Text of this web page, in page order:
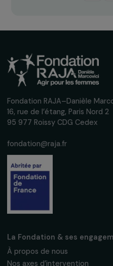
sexistes et sexuelles
7 octobre 2024
Recevez
Inscrivez-vous à
mensuelle pour
interviews, actions
femmes.
confidentialité